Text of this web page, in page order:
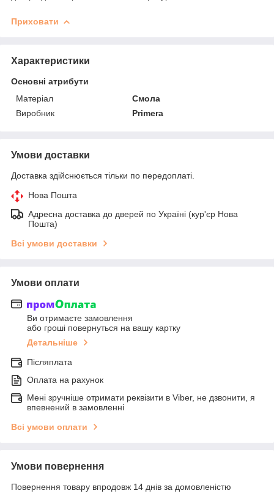
Приховати
Характеристики
Основні атрибути
Матеріал
Смола
Виробник
Primera
Умови доставки
Доставка здійснюється тільки по передоплаті.
Нова Пошта
Адресна доставка до дверей по Україні (кур'єр Нова
Пошта)
Всі умови доставки
Умови оплати
Ви отримаєте замовлення
або гроші повернуться на вашу картку
Детальніше
Післяплата
Оплата на рахунок
Мені зручніше отримати реквізити в Viber, не дзвонити, я
впевнений в замовленні
Всі умови оплати
Умови повернення
Повернення товару впродовж 14 днів за домовленістю